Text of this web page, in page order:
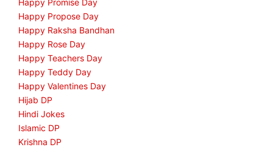
Happy Promise Day
Happy Propose Day
Happy Raksha Bandhan
Happy Rose Day
Happy Teachers Day
Happy Teddy Day
Happy Valentines Day
Hijab DP
Hindi Jokes
Islamic DP
Krishna DP